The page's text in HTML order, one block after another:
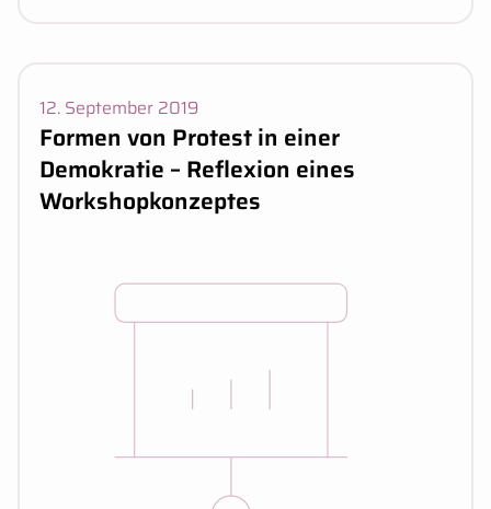
Formen von Protest in einer
Demokratie – Reflexion eines
Workshopkonzeptes
Veranstaltungsdaten:
12. September 2019